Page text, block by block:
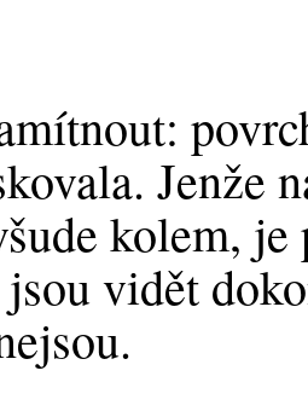
Jenže
kolem,
vidět